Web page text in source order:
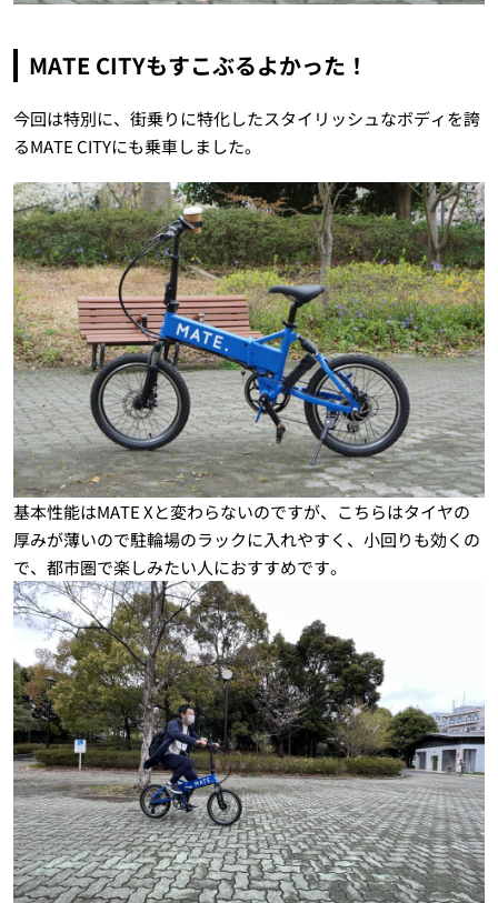
MATE CITYもすこぶるよかった！
今回は特別に、街乗りに特化したスタイリッシュなボディを誇
るMATE CITYにも乗車しました。
基本性能はMATE Xと変わらないのですが、こちらはタイヤの
厚みが薄いので駐輪場のラックに入れやすく、小回りも効くの
で、都市圏で楽しみたい人におすすめです。